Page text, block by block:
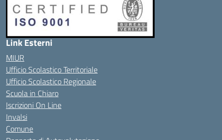
Link Esterni
MIUR
Ufficio Scolastico Territoriale
Ufficio Scolastico Regionale
Scuola in Chiaro
Iscrizioni On Line
Invalsi
Comune